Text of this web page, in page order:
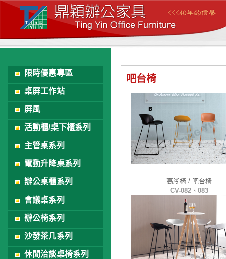
限時優惠專區
桌屏工作站
屏風
活動櫃/桌下櫃系列
主管桌系列
電動升降桌系列
辦公桌櫃系列
會議桌系列
辦公椅系列
沙發茶几系列
休閒洽談桌椅系列
吧台椅
高腳椅 / 吧台椅
CV-082、083